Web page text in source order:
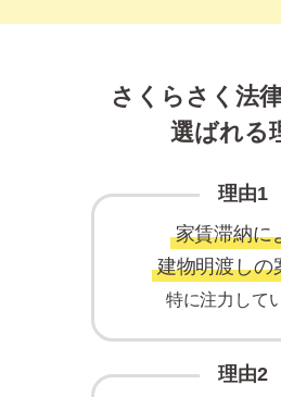
さくらさく法
選ばれる
理由1
家賃滞納に
建物明渡しの
特に注力して
理由2